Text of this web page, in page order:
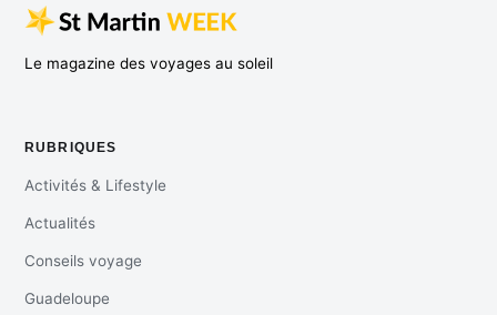
Le magazine des voyages au soleil
RUBRIQUES
Activités & Lifestyle
Actualités
Conseils voyage
Guadeloupe